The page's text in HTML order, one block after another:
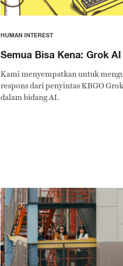
HUMAN INTEREST
Semua Bisa Kena: Grok AI
Kami menyempatkan untuk
respons dari penyintas KBGO
dalam bidang AI.